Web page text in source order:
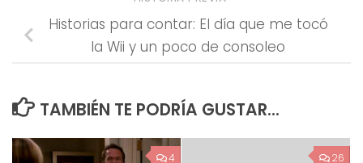
Historias para contar: El día que me tocó
la Wii y un poco de consoleo
TAMBIÉN TE PODRÍA GUSTAR...
4 26